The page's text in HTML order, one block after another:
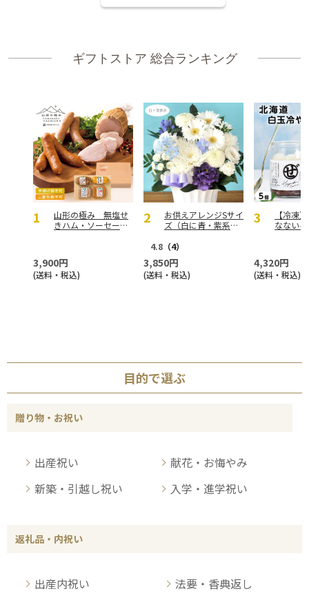
ギフトストア 総合ランキング
山形の極み 無塩せ
きハム・ソーセージ
3,900円
(送料・税込)
お供えアレンジSサイ
ズ（白に青・紫系を
4.8 （4）
3,850円
(送料・税込)
【冷凍
なない
4,320円
(送料・税込)
目的で選ぶ
贈り物・お祝い
出産祝い
献花・お悔やみ
新築・引越し祝い
入学・進学祝い
返礼品・内祝い
出産内祝い
法要・香典返し